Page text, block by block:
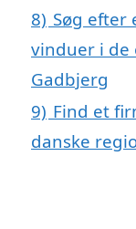
8) Søg efter
vinduer i de
Gadbjerg
9) Find et
danske